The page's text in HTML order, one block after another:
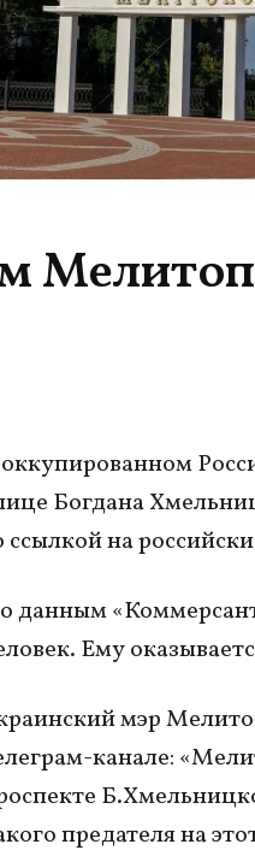
Богдана
ссылкой на
данным
Ему
мэр
канале:
предателя на